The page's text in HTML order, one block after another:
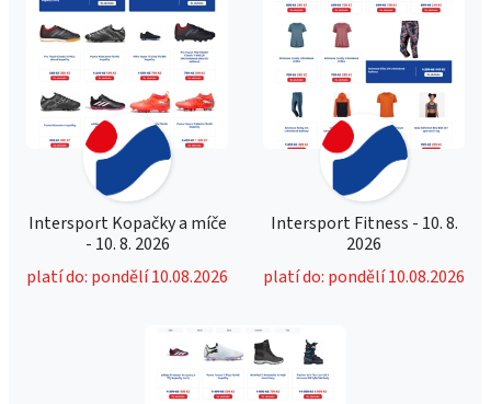
Intersport Kopačky a míče
- 10. 8. 2026
platí do: pondělí 10.08.2026
Intersport Fitness - 10. 8.
2026
platí do: pondělí 10.08.2026